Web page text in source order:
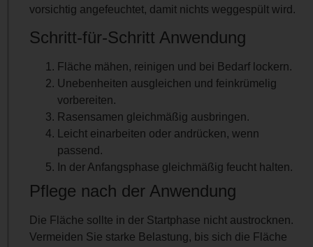
vorsichtig angefeuchtet, damit nichts weggespült wird.
Schritt-für-Schritt Anwendung
Fläche mähen, reinigen und bei Bedarf lockern.
Unebenheiten ausgleichen und feinkrümelig
vorbereiten.
Rasensamen gleichmäßig ausbringen.
Leicht einarbeiten oder andrücken, wenn
passend.
In der Anfangsphase gleichmäßig feucht halten.
Pflege nach der Anwendung
Die Fläche sollte in der Startphase nicht austrocknen.
Vermeiden Sie starke Belastung, bis sich die Fläche